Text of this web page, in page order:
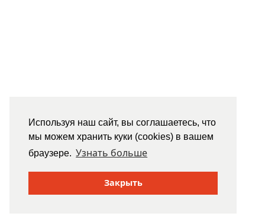
Используя наш сайт, вы соглашаетесь, что
мы можем хранить куки (cookies) в вашем
браузере. Узнать больше
Закрыть